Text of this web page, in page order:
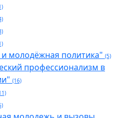
молодёжная политика" (5)
профессионализм в
(16)